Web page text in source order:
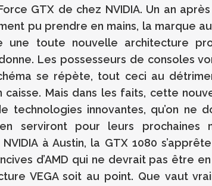
GTX de chez NVIDIA. Un an
pu prendre en mains, la marque
une toute nouvelle architecture
Les possesseurs de consoles
se répète, tout ceci au
caisse. Mais dans les faits, cette
technologies innovantes, qu’on ne
serviront pour leurs
à Austin, la GTX 1080
d’AMD qui ne devrait pas être
VEGA soit au point. Que vaut